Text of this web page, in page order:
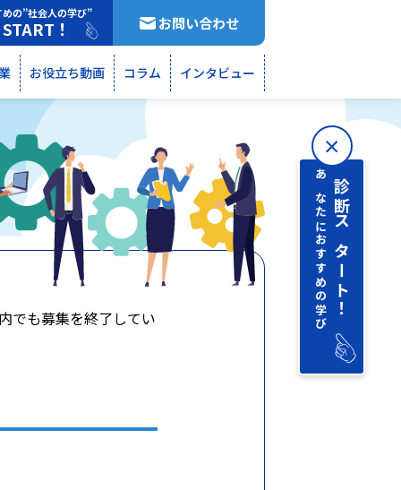
お役立ち動画 コラム インタビュー
の”社会人の学び”
START！ お問い合わせ
でも募集を終了してい
あなたにおすすめの学び診断 スタート！